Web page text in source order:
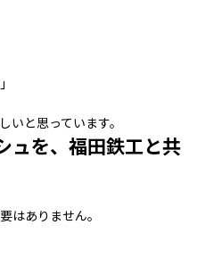
いと思っています。
ュを、福田鉄工と共
はありません。